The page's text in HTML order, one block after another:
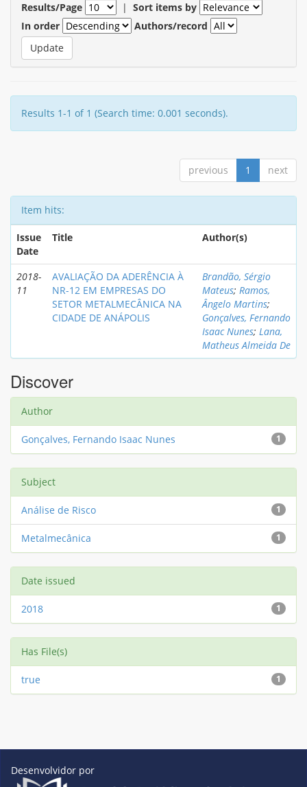
Results/Page | Sort items by
In order
Authors/record
Results 1-1 of 1 (Search time: 0.001 seconds).
previous 1 next
Item hits:
Issue
Date
Title Author(s)
2018-
11
AVALIAÇÃO DA ADERÊNCIA À
NR-12 EM EMPRESAS DO
SETOR METALMECÂNICA NA
CIDADE DE ANÁPOLIS
Brandão, Sérgio
Mateus; Ramos,
Ângelo Martins;
Gonçalves, Fernando
Isaac Nunes; Lana,
Matheus Almeida De
Discover
Author
1
Gonçalves, Fernando Isaac Nunes
Subject
1
Análise de Risco
1
Metalmecânica
Date issued
1
2018
Has File(s)
1
true
Desenvolvidor por